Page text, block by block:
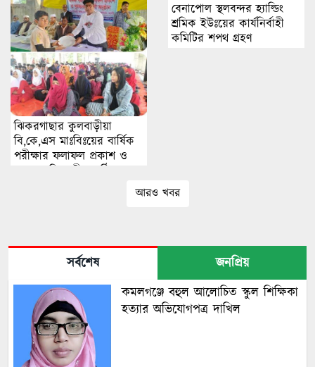
ঝিকরগাছার কুলবাড়ীয়া
বি,কে,এস মাঃবিঃয়ের বার্ষিক
পরীক্ষার ফলাফল প্রকাশ ও
পুরস্কার বিতরণী অনুষ্ঠিত।
বেনাপোল স্থলবন্দর হ্যাল্ডিং
শ্রমিক ইউঃয়ের কার্যনির্বাহী
কমিটির শপথ গ্রহণ
আরও খবর
সর্বশেষ
জনপ্রিয়
কমলগঞ্জে বহুল আলোচিত স্কুল শিক্ষিকা
হত্যার অভিযোগপত্র দাখিল